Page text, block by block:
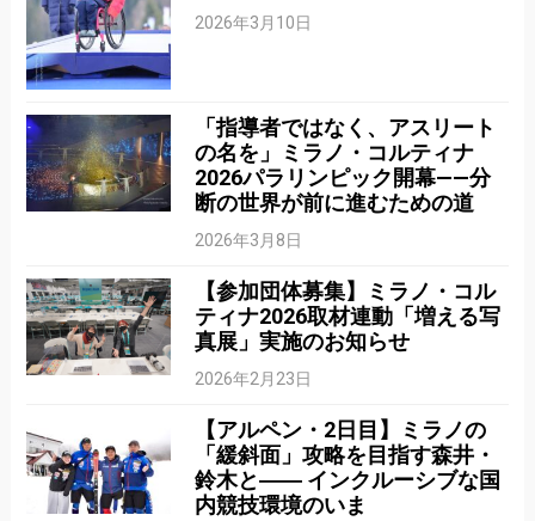
2026年3月10日
「指導者ではなく、アスリート
の名を」ミラノ・コルティナ
2026パラリンピック開幕——分
断の世界が前に進むための道
2026年3月8日
【参加団体募集】ミラノ・コル
ティナ2026取材連動「増える写
真展」実施のお知らせ
2026年2月23日
【アルペン・2日目】ミラノの
「緩斜面」攻略を目指す森井・
鈴木と―― インクルーシブな国
内競技環境のいま